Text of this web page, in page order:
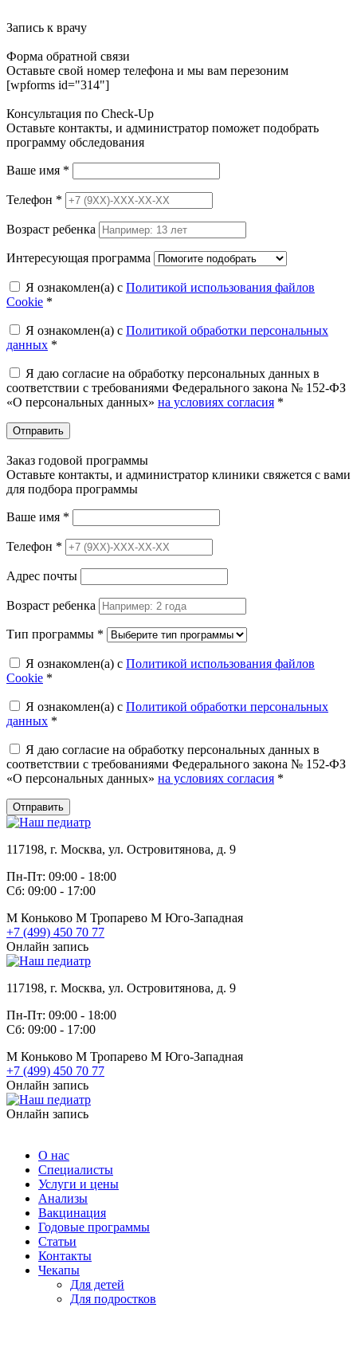
Запись к врачу
Форма обратной связи
Оставьте свой номер телефона и мы вам перезоним
[wpforms id="314"]
Консультация по Check-Up
Оставьте контакты, и администратор поможет подобрать
программу обследования
Ваше имя *
Телефон *
Возраст ребенка
Интересующая программа
Я ознакомлен(а) с Политикой использования файлов
Cookie *
Я ознакомлен(а) с Политикой обработки персональных
данных *
Я даю согласие на обработку персональных данных в
соответствии с требованиями Федерального закона № 152-ФЗ
«О персональных данных» на условиях согласия *
Отправить
Заказ годовой программы
Оставьте контакты, и администратор клиники свяжется с вами
для подбора программы
Ваше имя *
Телефон *
Адрес почты
Возраст ребенка
Тип программы *
Я ознакомлен(а) с Политикой использования файлов
Cookie *
Я ознакомлен(а) с Политикой обработки персональных
данных *
Я даю согласие на обработку персональных данных в
соответствии с требованиями Федерального закона № 152-ФЗ
«О персональных данных» на условиях согласия *
Отправить
117198, г. Москва, ул. Островитянова, д. 9
Пн-Пт: 09:00 - 18:00
Сб: 09:00 - 17:00
М Коньково М Тропарево М Юго-Западная
+7 (499) 450 70 77
Онлайн запись
117198, г. Москва, ул. Островитянова, д. 9
Пн-Пт: 09:00 - 18:00
Сб: 09:00 - 17:00
М Коньково М Тропарево М Юго-Западная
+7 (499) 450 70 77
Онлайн запись
Онлайн запись
О нас
Специалисты
Услуги и цены
Анализы
Вакцинация
Годовые программы
Статьи
Контакты
Чекапы
Для детей
Для подростков